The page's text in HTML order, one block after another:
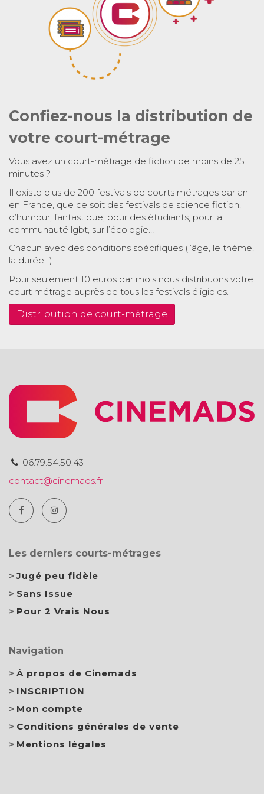
Confiez-nous la distribution de
votre court-métrage
Vous avez un court-métrage de fiction de moins de 25
minutes ?
Il existe plus de 200 festivals de courts métrages par an
en France, que ce soit des festivals de science fiction,
d’humour, fantastique, pour des étudiants, pour la
communauté lgbt, sur l’écologie…
Chacun avec des conditions spécifiques (l’âge, le thème,
la durée…)
Pour seulement 10 euros par mois nous distribuons votre
court métrage auprès de tous les festivals éligibles.
Distribution de court-métrage
06.79.54.50.43
contact@cinemads.fr
Les derniers courts-métrages
Jugé peu fidèle
Sans Issue
Pour 2 Vrais Nous
Navigation
À propos de Cinemads
INSCRIPTION
Mon compte
Conditions générales de vente
Mentions légales